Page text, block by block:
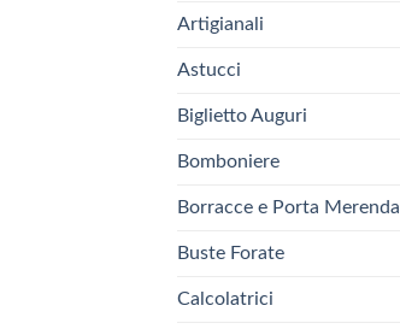
Artigianali
Astucci
Biglietto Auguri
Bomboniere
Borracce e Porta Merenda
Buste Forate
Calcolatrici